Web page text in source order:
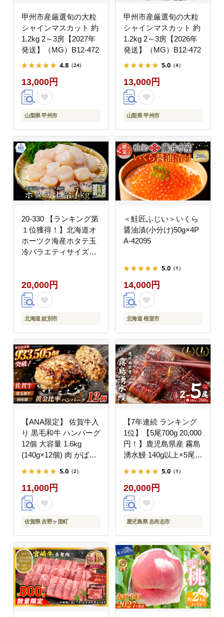
甲州市産厳選旬の大粒
シャインマスカット 約
1.2kg 2～3房【2027年
発送】（MG）B12-472
4.8 （24）
13,000円
山梨県 甲州市
甲州市産厳選旬の大粒
シャインマスカット 約
1.2kg 2～3房【2026年
発送】（MG）B12-472
5.0 （4）
13,000円
山梨県 甲州市
20-330 【ランキング第
１位獲得！】北海道オ
ホーツク海産ホタテ玉
冷バラエティサイズ
20,000円
北海道 紋別市
＜鮭匠ふじい＞いくら
醤油漬(小分け)50g×4P
A-42095
5.0 （1）
14,000円
北海道 根室市
【ANA限定】 佐賀牛入
り 黒毛和牛 ハンバーグ
12個 大容量 1.6kg
(140g×12個) 肉 がばい
食肉産業[FBX005]
5.0 （2）
11,000円
佐賀県 吉野ヶ里町
【7年連続 ランキング
1位】【5尾700g 20,000
円！】鹿児島県産 霧島
湧水鰻 140g以上×5尾
なぎ 5尾 九州産 かばや
き 冷凍 うな重 ひつま
ぶし タレ 山椒 ランキ
ング 人気 b0-219-yy
5.0 （1）
20,000円
鹿児島県 志布志市